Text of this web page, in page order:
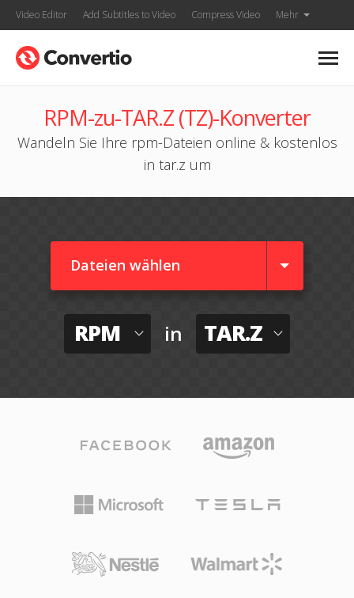
Video Editor Add Subtitles to Video Compress Video Mehr
RPM-zu-TAR.Z (TZ)-Konverter
Wandeln Sie Ihre rpm-Dateien online & kostenlos
in tar.z um
Dateien wählen
RPM in TAR.Z